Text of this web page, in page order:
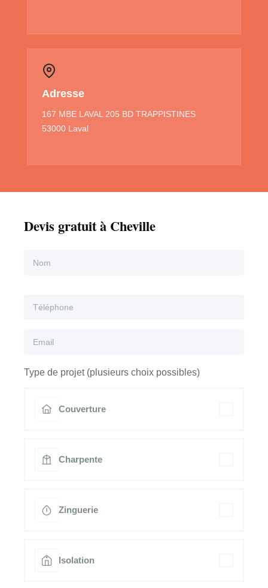
Adresse
167 MBE LAVAL 205 BD TRAPPISTINES
53000 Laval
Devis gratuit à Cheville
Type de projet (plusieurs choix possibles)
Couverture
Charpente
Zinguerie
Isolation